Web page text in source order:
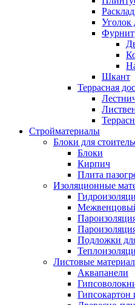
Уголок
Шкант
Террасная
Стройматериалы
Блоки для
Блоки
Кирпич
Плита
Изоляционные
Подложки
Листовые
Аквапанели